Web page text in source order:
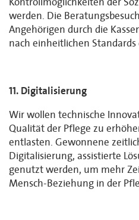
werden. Die
Angehörigen durch die
nach einheitlichen
11. Digitalisierung
Wir wollen technische
Qualität der Pflege zu
entlasten. Gewonnene
Digitalisierung, assistierte
genutzt werden, um mehr
Mensch-Beziehung in der